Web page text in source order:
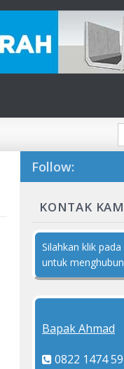
Follow:
KONTAK
Silahkan klik
untuk
Bapak Ahmad
0822 1474